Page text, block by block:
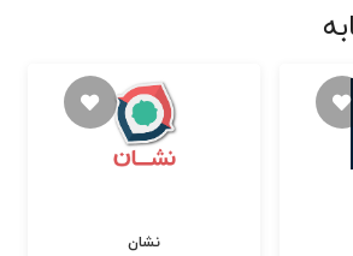
نشان